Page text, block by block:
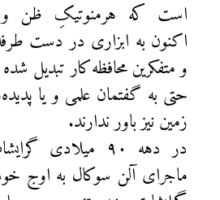
است که هرمنوتیکِ ظن و
اکنون به ابزاری در دست
و متفکرین محافظه‌کار تبدیل
حتی به گفتمان علمی و یا
زمین نیز باور ندارند.
در دهه ۹۰
ماجرای آلن سوکال به اوج